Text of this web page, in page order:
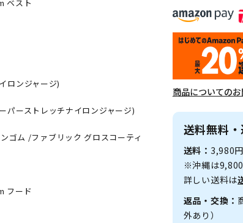
ベスト
ロンジャージ)
パーストレッチナイロンジャージ)
ゴム /ファブリック グロスコーティ
フード
商品についての
送料無料
送料： 3,980
※沖縄は
詳しい送料は
返品・交換：
外あり）